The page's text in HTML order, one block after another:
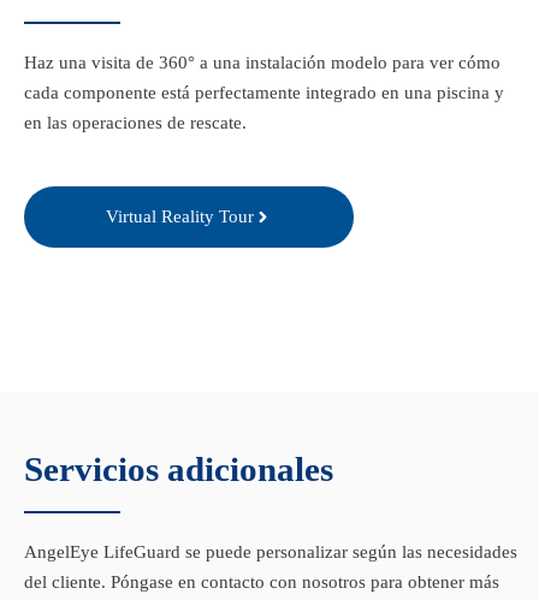
Haz una visita de 360° a una instalación modelo para ver cómo
cada componente está perfectamente integrado en una piscina y
en las operaciones de rescate.
Virtual Reality Tour
Servicios adicionales
AngelEye LifeGuard se puede personalizar según las necesidades
del cliente. Póngase en contacto con nosotros para obtener más